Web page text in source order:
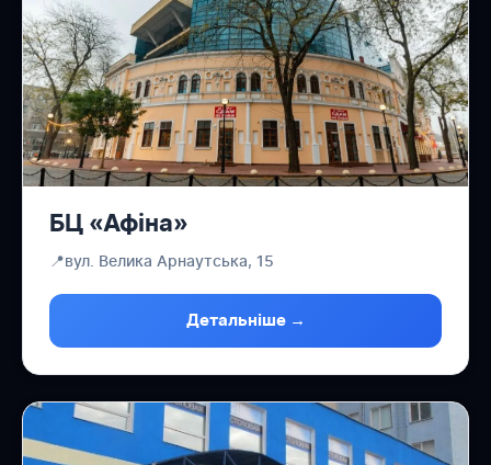
БЦ «Афіна»
📍вул. Велика Арнаутська, 15
Детальніше →